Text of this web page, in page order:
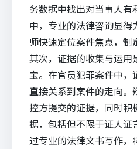
务数据中找出对当事人有
中，专业的法律咨询显得
师快速定位案件焦点，制
其次，证据的收集与运用
宝。在官员犯罪案件中，
直接关系到案件的走向。
控方提交的证据，同时积
据，包括但不限于证人证
过专业的法律文书写作，